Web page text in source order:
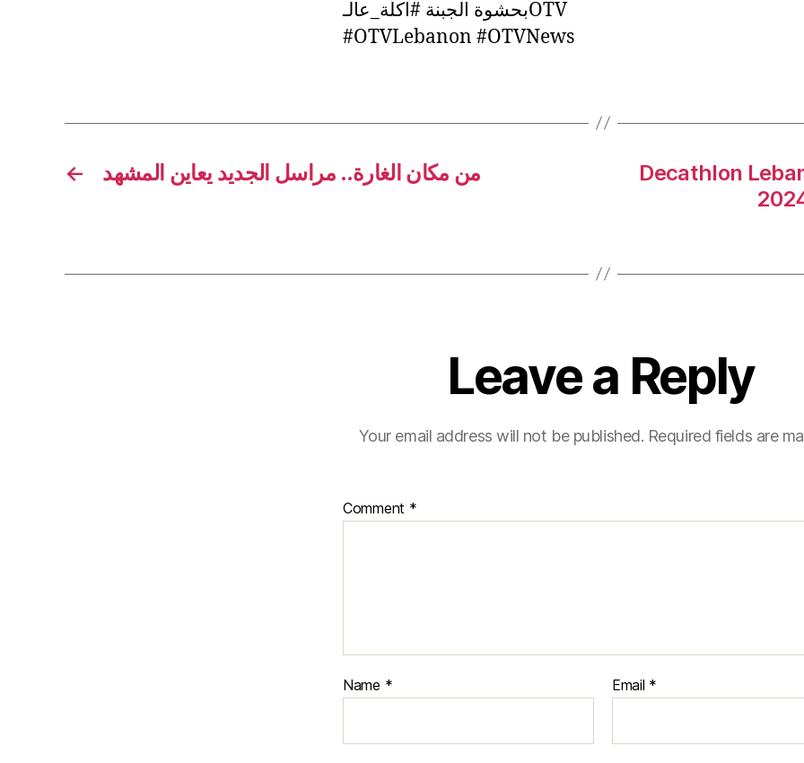
بحشوة الجبنة #اكلة_عالـOTV
#OTVLebanon #OTVNews
← من مكان الغارة.. مراسل الجديد يعاين المشهد
Decathlon
Leave a Reply
Your email address will not be published. Required fields are
Comment *
Name * Email *